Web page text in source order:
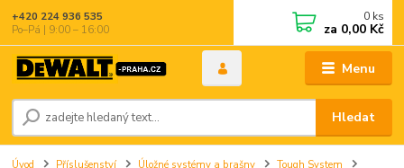
Menu
Hledat
+420 224 936 535
Po–Pá | 9:00 – 16:00
0 ks
za 0,00 Kč
Úvod Příslušenství Úložné systémy a brašny
Tough System